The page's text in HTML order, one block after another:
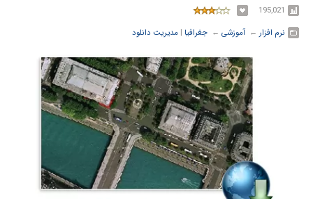
195,021
نرم افزار ← ‏ آموزشی ← ‏ جغرافیا ‏| مدیریت دانلود